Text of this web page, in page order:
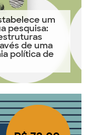
um
pesquisa:
de uma
política de